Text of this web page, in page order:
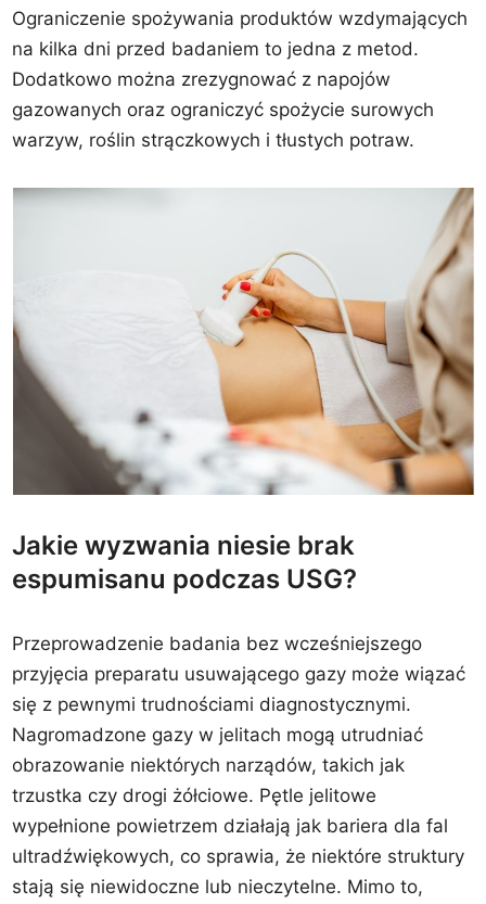
Ograniczenie spożywania produktów wzdymających
na kilka dni przed badaniem to jedna z metod.
Dodatkowo można zrezygnować z napojów
gazowanych oraz ograniczyć spożycie surowych
warzyw, roślin strączkowych i tłustych potraw.
Jakie wyzwania niesie brak
espumisanu podczas USG?
Przeprowadzenie badania bez wcześniejszego
przyjęcia preparatu usuwającego gazy może wiązać
się z pewnymi trudnościami diagnostycznymi.
Nagromadzone gazy w jelitach mogą utrudniać
obrazowanie niektórych narządów, takich jak
trzustka czy drogi żółciowe. Pętle jelitowe
wypełnione powietrzem działają jak bariera dla fal
ultradźwiękowych, co sprawia, że niektóre struktury
stają się niewidoczne lub nieczytelne. Mimo to,